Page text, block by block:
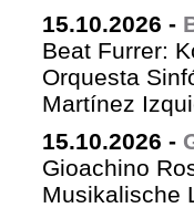
15.10.2026 -
Beat Furrer:
Orquesta
Martínez
15.10.2026 -
Gioachino
Musikalische